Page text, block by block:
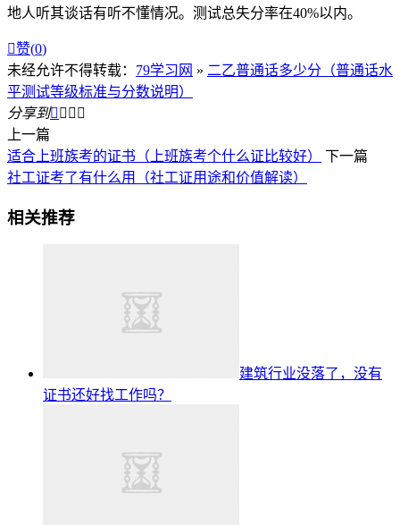
地人听其谈话有听不懂情况。测试总失分率在40%以内。
赞(0)
未经允许不得转载： 79学习网 » 二乙普通话多少分（普通话水
平测试等级标准与分数说明）
分享到   
上一篇
适合上班族考的证书（上班族考个什么证比较好）
下一篇
社工证考了有什么用（社工证用途和价值解读）
相关推荐
建筑行业没落了，没有
证书还好找工作吗？